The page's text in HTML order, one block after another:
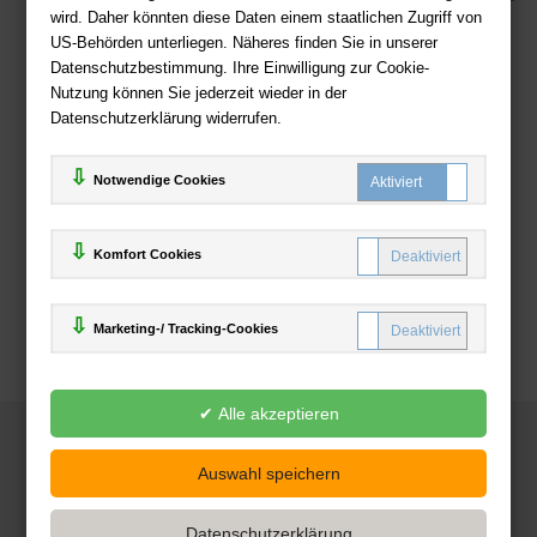
wird. Daher könnten diese Daten einem staatlichen Zugriff von
US-Behörden unterliegen. Näheres finden Sie in unserer
Datenschutzbestimmung. Ihre Einwilligung zur Cookie-
Nutzung können Sie jederzeit wieder in der
Datenschutzerklärung widerrufen.
Notwendige Cookies
Komfort Cookies
Marketing-/ Tracking-Cookies
Zahlweisen
Deutsche-Buchhandlung.de
www.deutsche-buchhandlung.de ist ein Angebot der
Handelsgesellschaft mbH
Powered by Inooga